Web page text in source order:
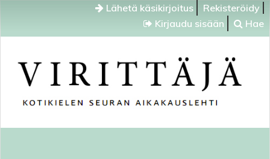
Lähetä käsikirjoitus
Rekisteröidy
Kirjaudu sisään
Hae